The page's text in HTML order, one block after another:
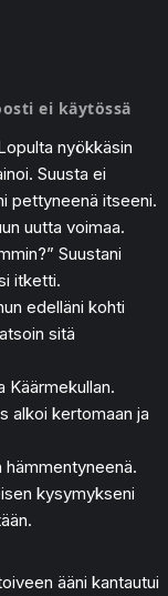
ei käytössä
nyökkäsin
Suusta ei
pettyneenä itseeni.
uutta voimaa.
Suustani
itketti.
edelläni kohti
sitä
Käärmekullan.
alkoi kertomaan ja
hämmentyneenä.
kysymykseni
ääni kantautui